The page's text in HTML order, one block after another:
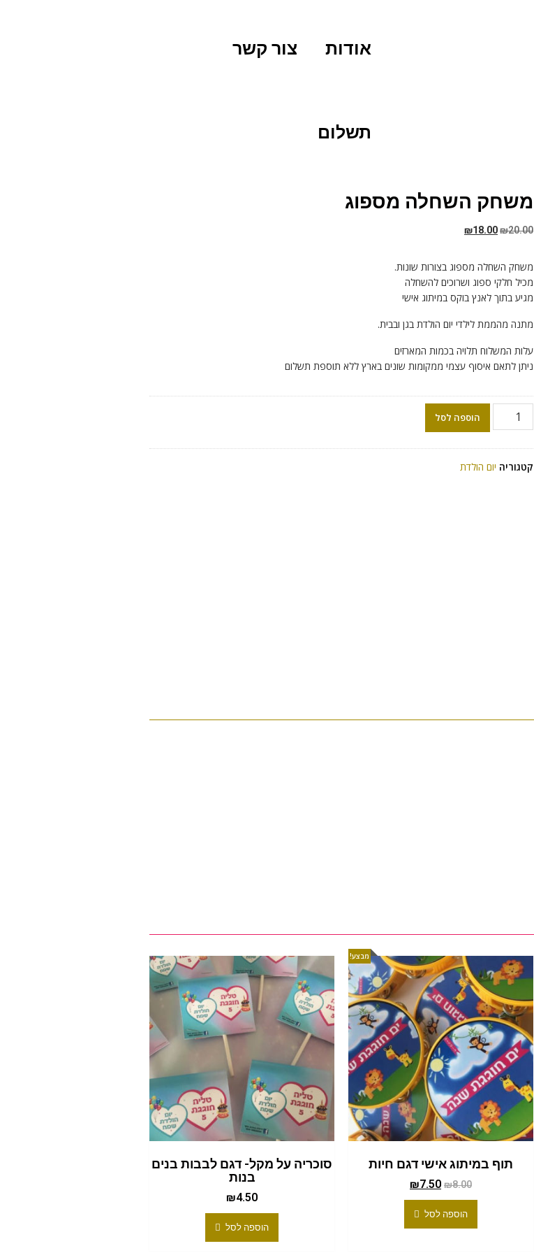
אודות צור קשר
תשלום
משחק השחלה מספוג
₪20.00
₪18.00
משחק השחלה מספוג בצורות שונות.
מכיל חלקי ספוג ושרוכים להשחלה
מגיע בתוך לאנץ בוקס במיתוג אישי
מתנה מהממת לילדי יום הולדת בגן ובבית.
עלות המשלוח תלויה בכמות המארזים
ניתן לתאם איסוף עצמי ממקומות שונים בארץ ללא תוספת תשלום
הוספה לסל
קטגוריה יום הולדת
מבצע!
תוף במיתוג אישי דגם חיות
₪8.00
₪7.50
הוספה לסל
סוכריה על מקל- דגם לבבות בנים
בנות
₪4.50
הוספה לסל